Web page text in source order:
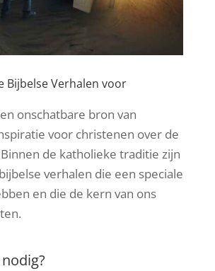
Bijbelse Verhalen voor
onschatbare bron van
voor christenen over de
de katholieke traditie zijn
verhalen die een speciale
en die de kern van ons